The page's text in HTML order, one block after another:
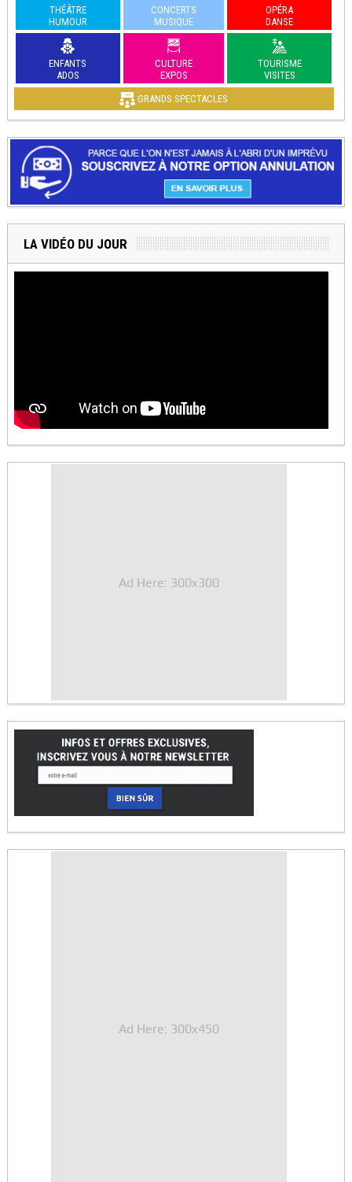
THÉÂTRE
HUMOUR
CONCERTS
MUSIQUE
OPÉRA
DANSE
ENFANTS
ADOS
CULTURE
EXPOS
TOURISME
VISITES
GRANDS SPECTACLES
LA VIDÉO DU JOUR
Ad Here: 300x300
Ad Here: 300x450